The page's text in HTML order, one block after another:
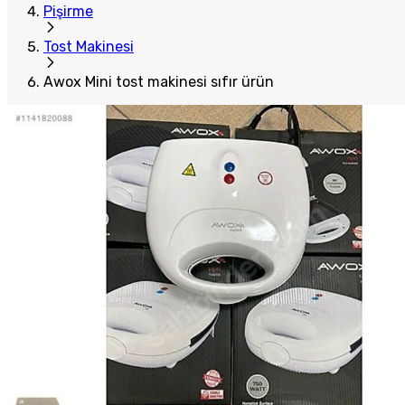
Pişirme
Tost Makinesi
Awox Mini tost makinesi sıfır ürün